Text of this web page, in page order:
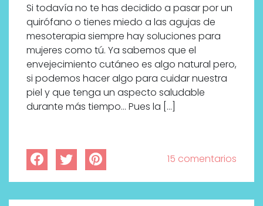
Si todavía no te has decidido a pasar por un
quirófano o tienes miedo a las agujas de
mesoterapia siempre hay soluciones para
mujeres como tú. Ya sabemos que el
envejecimiento cutáneo es algo natural pero,
si podemos hacer algo para cuidar nuestra
piel y que tenga un aspecto saludable
durante más tiempo… Pues la […]
15 comentarios